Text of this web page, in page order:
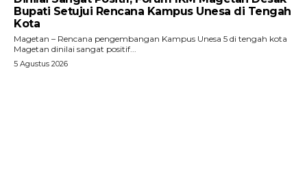
Bupati Setujui Rencana Kampus Unesa di Tengah
Kota
Magetan – Rencana pengembangan Kampus Unesa 5 di tengah kota
Magetan dinilai sangat positif...
5 Agustus 2026